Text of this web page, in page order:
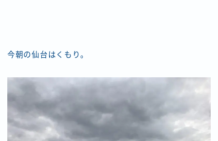
今朝の仙台はくもり。